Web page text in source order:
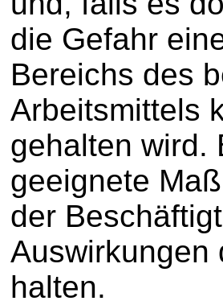
die Gefahr
Bereichs des
Arbeitsmittels
gehalten wird.
geeignete
der
Auswirkungen
halten.